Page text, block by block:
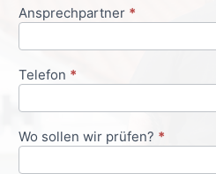
Ansprechpartner *
Telefon *
Wo sollen wir prüfen? *